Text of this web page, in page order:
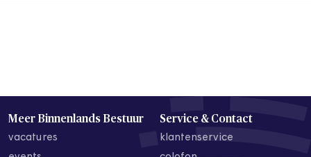
Meer Binnenlands Bestuur
vacatures
Service & Contact
klantenservice